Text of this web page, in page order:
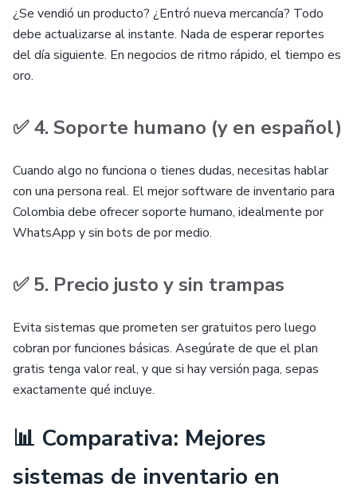
¿Se vendió un producto? ¿Entró nueva mercancía? Todo
debe actualizarse al instante. Nada de esperar reportes
del día siguiente. En negocios de ritmo rápido, el tiempo es
oro.
✅ 4. Soporte humano (y en español)
Cuando algo no funciona o tienes dudas, necesitas hablar
con una persona real. El mejor software de inventario para
Colombia debe ofrecer soporte humano, idealmente por
WhatsApp y sin bots de por medio.
✅ 5. Precio justo y sin trampas
Evita sistemas que prometen ser gratuitos pero luego
cobran por funciones básicas. Asegúrate de que el plan
gratis tenga valor real, y que si hay versión paga, sepas
exactamente qué incluye.
📊 Comparativa: Mejores
sistemas de inventario en